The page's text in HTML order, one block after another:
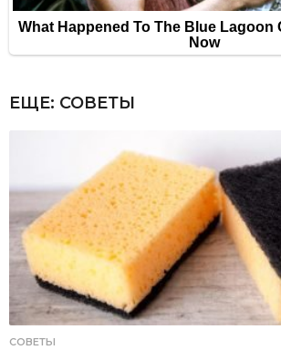
ЕЩЕ: СОВЕТЫ
СОВЕТЫ